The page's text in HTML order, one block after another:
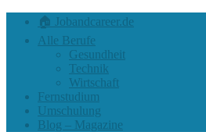
🏠 Jobandcareer.de
Alle Berufe
Gesundheit
Technik
Wirtschaft
Fernstudium
Umschulung
Blog – Magazine